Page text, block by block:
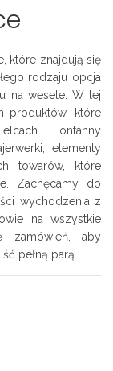
które znajdują się
rodzaju opcja
na wesele. W tej
produktów, które
Fontanny
elementy
towarów, które
Zachęcamy do
wychodzenia z
na wszystkie
zamówień, aby
pełną parą.